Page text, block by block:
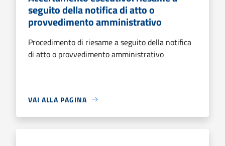
seguito della notifica di atto o
provvedimento amministrativo
Procedimento di riesame a seguito della notifica
di atto o provvedimento amministrativo
VAI ALLA PAGINA